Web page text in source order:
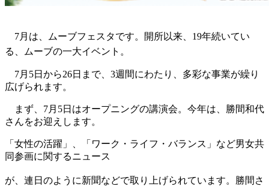
7月は、ムーブフェスタです。開所以来、19年続いてい
る、ムーブの一大イベント。
7月5日から26日まで、3週間にわたり、多彩な事業が繰り
広げられます。
まず、7月5日はオープニングの講演会。今年は、勝間和代
さんをお迎えします。
「女性の活躍」、「ワーク・ライフ・バランス」など男女共
同参画に関するニュース
が、 連日のように新聞などで取り上げられています。勝間さ